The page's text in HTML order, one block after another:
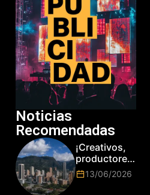
Noticias
Recomendadas
¡Creativos,
productores
y cracks de
la tecnología
13/06/2026